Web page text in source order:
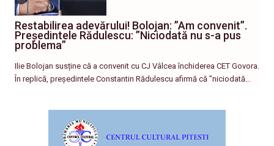
Restabilirea adevărului! Bolojan: ”Am convenit”.
Președintele Rădulescu: ”Niciodată nu s-a pus
problema”
Ilie Bolojan susține că a convenit cu CJ Vâlcea închiderea CET Govora.
În replică, președintele Constantin Rădulescu afirmă că ”niciodată…